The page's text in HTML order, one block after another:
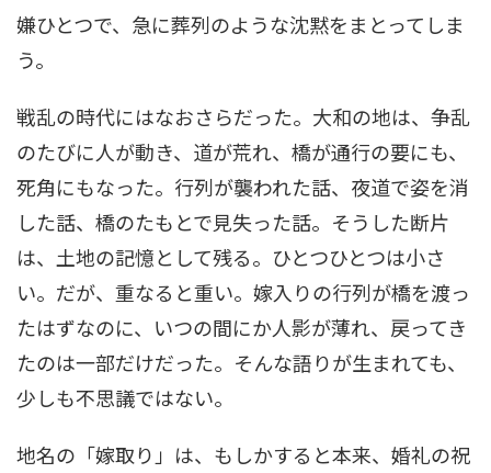
嫌ひとつで、急に葬列のような沈黙をまとってしま
う。
戦乱の時代にはなおさらだった。大和の地は、争乱
のたびに人が動き、道が荒れ、橋が通行の要にも、
死角にもなった。行列が襲われた話、夜道で姿を消
した話、橋のたもとで見失った話。そうした断片
は、土地の記憶として残る。ひとつひとつは小さ
い。だが、重なると重い。嫁入りの行列が橋を渡っ
たはずなのに、いつの間にか人影が薄れ、戻ってき
たのは一部だけだった。そんな語りが生まれても、
少しも不思議ではない。
地名の「嫁取り」は、もしかすると本来、婚礼の祝